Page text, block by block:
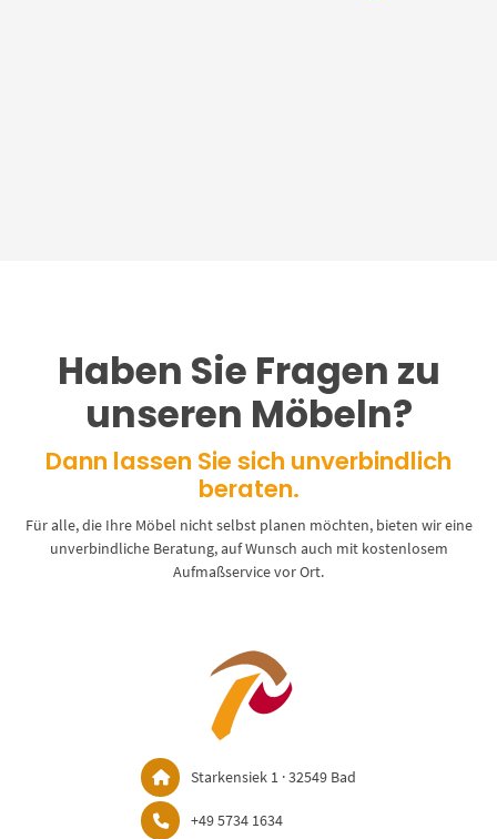
Haben Sie Fragen zu
unseren Möbeln?
Dann lassen Sie sich unverbindlich
beraten.
Für alle, die Ihre Möbel nicht selbst planen möchten, bieten wir eine
unverbindliche Beratung, auf Wunsch auch mit kostenlosem
Aufmaßservice vor Ort.
Starkensiek 1 · 32549 Bad
+49 5734 1634